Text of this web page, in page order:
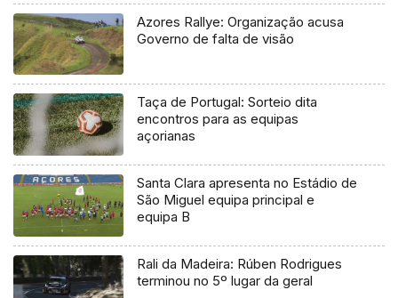
Azores Rallye: Organização acusa
Governo de falta de visão
Taça de Portugal: Sorteio dita
encontros para as equipas
açorianas
Santa Clara apresenta no Estádio de
São Miguel equipa principal e
equipa B
Rali da Madeira: Rúben Rodrigues
terminou no 5º lugar da geral